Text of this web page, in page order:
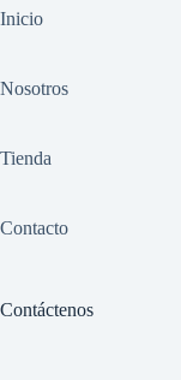
Inicio
Nosotros
Tienda
Contacto
Contáctenos